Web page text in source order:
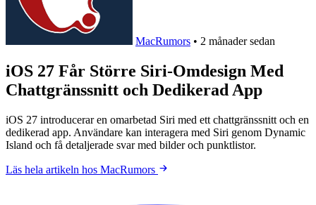
MacRumors • 2 månader sedan
iOS 27 Får Större Siri-Omdesign Med
Chattgränssnitt och Dedikerad App
iOS 27 introducerar en omarbetad Siri med ett chattgränssnitt och en
dedikerad app. Användare kan interagera med Siri genom Dynamic
Island och få detaljerade svar med bilder och punktlistor.
Läs hela artikeln hos MacRumors